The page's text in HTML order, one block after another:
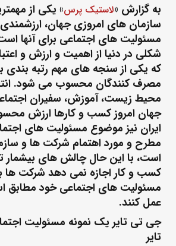
به گزارش «لاستیک پرس» یکی از
سازمان های امروزی جهان،
مسئولیت های اجتماعی برای آنها
شکلی در دنیا از اهمیت و ارزش و
که یکی از سنجه های مهم رتبه بندی
مصرف کنندگان محسوب می شود.
محیط زیست، آموزش، سفیران
جهان امروز کسب و کارها ارزش
ایران نیز موضوع مسئولیت های
مطرح و مورد اهتمام شرکت ها و
است، با این حال چالش های بیشمار
کسب و کار اجازه نمی دهد شرکت ها
مسئولیت های اجتماعی خود مطابق
عمل کنند.
جی تی تایر یک نمونه مسئولیت
تایر